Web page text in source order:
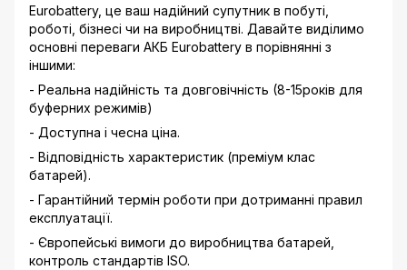
Eurobattery, це ваш надійний супутник в побуті,
роботі, бізнесі чи на виробництві. Давайте виділимо
основні переваги АКБ Eurobattery в порівнянні з
іншими:
- Реальна надійність та довговічність (8-15років для
буферних режимів)
- Доступна і чесна ціна.
- Відповідність характеристик (преміум клас
батарей).
- Гарантійний термін роботи при дотриманні правил
експлуатації.
- Європейські вимоги до виробництва батарей,
контроль стандартів ISO.